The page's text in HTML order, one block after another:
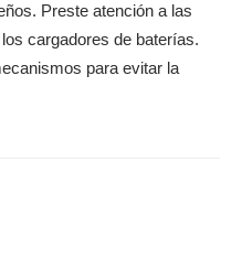
Preste atención a las
cargadores de baterías.
para evitar la